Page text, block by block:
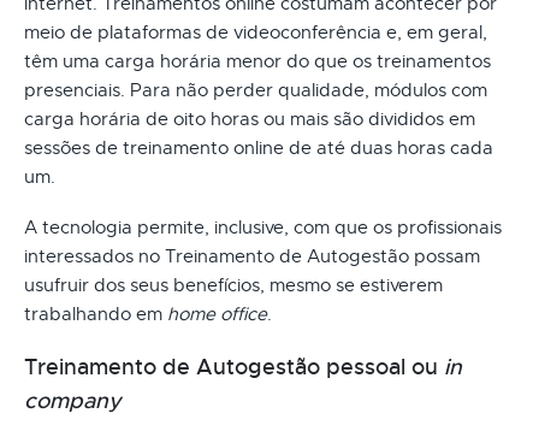
meio de plataformas de videoconferência e, em geral,
têm uma carga horária menor do que os treinamentos
presenciais. Para não perder qualidade, módulos com
carga horária de oito horas ou mais são divididos em
sessões de treinamento online de até duas horas cada
um.
A tecnologia permite, inclusive, com que os profissionais
interessados no Treinamento de Autogestão possam
usufruir dos seus benefícios, mesmo se estiverem
trabalhando em home office.
Treinamento de Autogestão pessoal ou in
company